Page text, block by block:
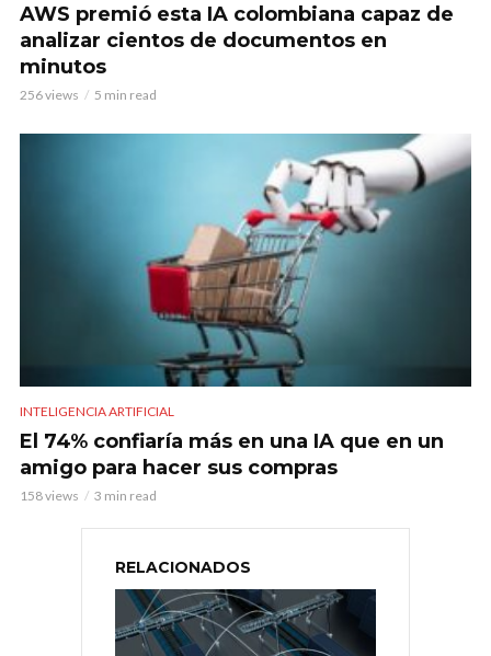
AWS premió esta IA colombiana capaz de
analizar cientos de documentos en
minutos
256 views 5 min read
INTELIGENCIA ARTIFICIAL
El 74% confiaría más en una IA que en un
amigo para hacer sus compras
158 views 3 min read
RELACIONADOS